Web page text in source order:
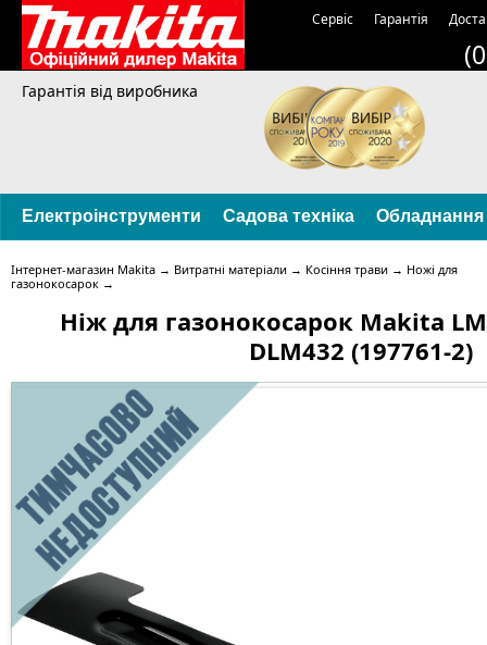
Сервіс Гарантія
Гарантія від виробника
Електроінструменти Садова техніка Обладнання
Інтернет-магазин Makita → Витратні матеріали → Косіння трави → Ножі для
газонокосарок →
Ніж для газонокосарок Makita
DLM432 (197761-2)